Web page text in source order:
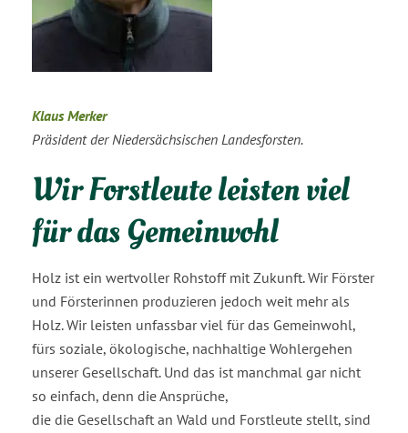
Klaus Merker
Präsident der Niedersächsischen Landesforsten.
Wir Forstleute leisten viel
für das Gemeinwohl
Holz ist ein wertvoller Rohstoff mit Zukunft. Wir Förster
und Försterinnen produzieren jedoch weit mehr als
Holz. Wir leisten unfassbar viel für das Gemeinwohl,
fürs soziale, ökologische, nachhaltige Wohlergehen
unserer Gesellschaft. Und das ist manchmal gar nicht
so einfach, denn die Ansprüche,
die die Gesellschaft an Wald und Forstleute stellt, sind